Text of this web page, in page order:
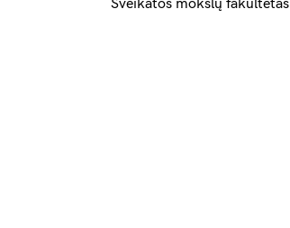
Sveikatos mokslų fakultetas